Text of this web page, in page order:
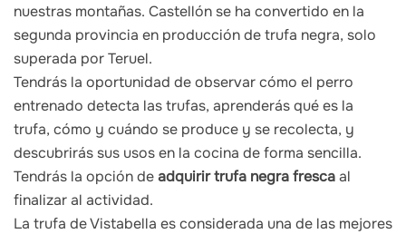
nuestras montañas. Castellón se ha convertido en la
segunda provincia en producción de trufa negra, solo
superada por Teruel.
Tendrás la oportunidad de observar cómo el perro
entrenado detecta las trufas, aprenderás qué es la
trufa, cómo y cuándo se produce y se recolecta, y
descubrirás sus usos en la cocina de forma sencilla.
Tendrás la opción deadquirir trufa negra frescaal
finalizar al actividad.
La trufa de Vistabella es considerada una de las mejores